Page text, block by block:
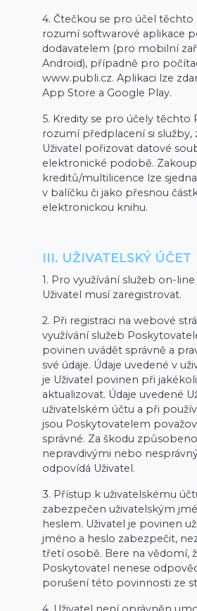
4. Čtečkou se pro účel
rozumí softwarové aplikace
dodavatelem (pro mobilní
Android), případně pro
www.publi.cz. Aplikaci lze
App Store a Google Play.
5. Kredity se pro účely těchto
rozumí předplacení si služby,
Uživatel pořizovat datové
elektronické podobě.
kreditů/multilicence lze
v balíčku či jako přesnou
elektronickou knihu.
III. UŽIVATELSKÝ ÚČET
1. Pro využívání služeb on-
Uživatel musí zaregistrovat.
2. Při registraci na webové
využívání služeb
povinen uvádět správně a
své údaje. Údaje uvedené v
je Uživatel povinen při
aktualizovat. Údaje uvedené
uživatelském účtu a při
jsou Poskytovatelem
správné. Za škodu
nepravdivými nebo
odpovídá Uživatel.
3. Přístup k uživatelskému
zabezpečen uživatelským
heslem. Uživatel je povinen
jméno a heslo zabezpečit,
třetí osobě. Bere na vědomí,
Poskytovatel nenese
porušení této povinnosti ze